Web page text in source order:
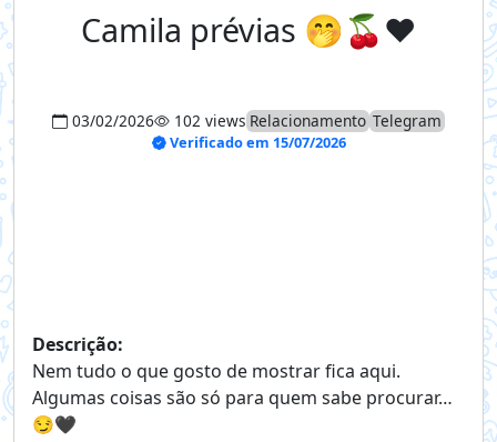
Camila prévias 🤭🍒❤️
03/02/2026 102 views Relacionamento Telegram
Verificado em 15/07/2026
Descrição:
Nem tudo o que gosto de mostrar fica aqui.
Algumas coisas são só para quem sabe procurar…
😏🖤